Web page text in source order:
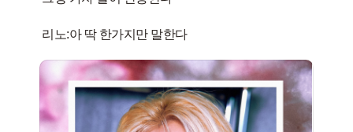
리노:아 딱 한가지만 말한다